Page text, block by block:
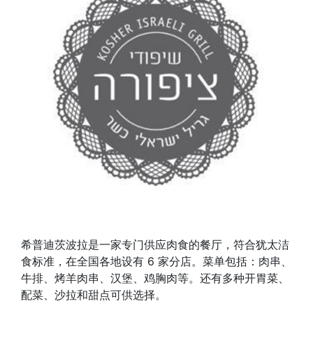
希普迪茨波拉是一家专门供应肉食的餐厅，符合犹太洁
食标准，在全国各地设有 6 家分店。菜单包括：肉串、
牛排、烤羊肉串、汉堡、鸡胸肉等。还有多种开胃菜、
配菜、沙拉和甜点可供选择。